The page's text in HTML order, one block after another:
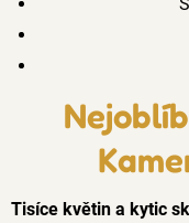
Tisíce květin a kytic